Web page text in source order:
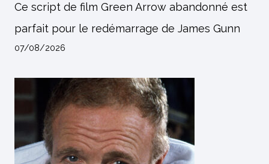
Ce script de film Green Arrow abandonné est
parfait pour le redémarrage de James Gunn
07/08/2026